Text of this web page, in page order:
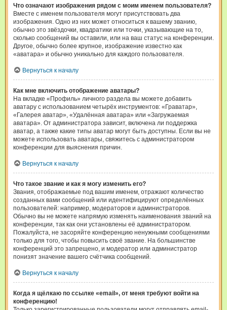
Что означают изображения рядом с моим именем пользователя?
Вместе с именем пользователя могут присутствовать два
изображения. Одно из них может относиться к вашему званию,
обычно это звёздочки, квадратики или точки, указывающие на то,
сколько сообщений вы оставили, или на ваш статус на конференции.
Другое, обычно более крупное, изображение известно как
«аватара» и обычно уникально для каждого пользователя.
Вернуться к началу
Как мне включить отображение аватары?
На вкладке «Профиль» личного раздела вы можете добавить
аватару с использованием четырёх инструментов: «Граватар»,
«Галерея аватар», «Удалённая аватара» или «Загружаемая
аватара». От администратора зависит, включена ли поддержка
аватар, а также какие типы аватар могут быть доступны. Если вы не
можете использовать аватары, свяжитесь с администратором
конференции для выяснения причин.
Вернуться к началу
Что такое звание и как я могу изменить его?
Звания, отображаемые под вашим именем, отражают количество
созданных вами сообщений или идентифицируют определённых
пользователей: например, модераторов и администраторов.
Обычно вы не можете напрямую изменять наименования званий на
конференции, так как они установлены её администратором.
Пожалуйста, не засоряйте конференцию ненужными сообщениями
только для того, чтобы повысить своё звание. На большинстве
конференций это запрещено, и модератор или администратор
понизят значение вашего счётчика сообщений.
Вернуться к началу
Когда я щёлкаю по ссылке «email», от меня требуют войти на
конференцию!